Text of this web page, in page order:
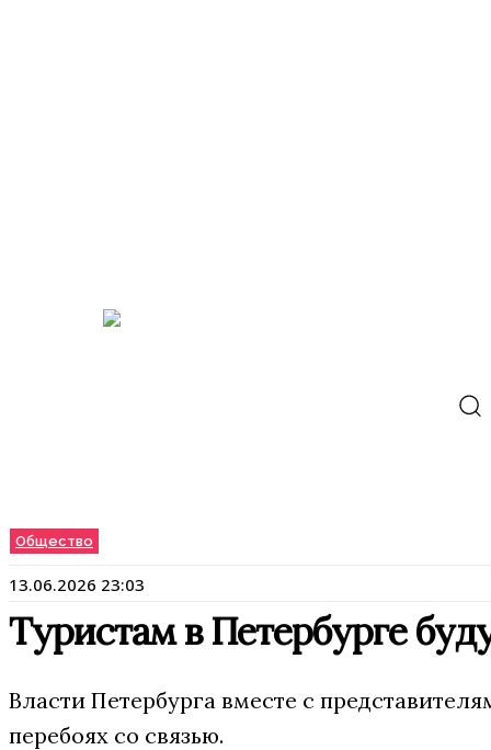
Общество
13.06.2026 23:03
Туристам в Петербурге
Власти Петербурга вместе с
перебоях со связью.